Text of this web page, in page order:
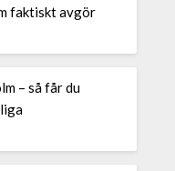
faktiskt avgör
– så får du